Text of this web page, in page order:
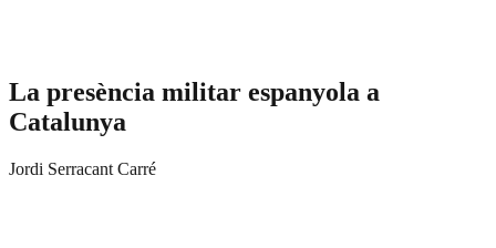
La presència militar espanyola a
Catalunya
Jordi Serracant Carré